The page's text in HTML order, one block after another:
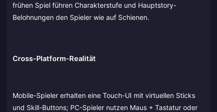
frühen Spiel führen Charakterstufe und Hauptstory-
Belohnungen den Spieler wie auf Schienen.
Cross-Platform-Realität
Mobile-Spieler erhalten eine Touch-UI mit virtuellen Sticks
und Skill-Buttons; PC-Spieler nutzen Maus + Tastatur oder